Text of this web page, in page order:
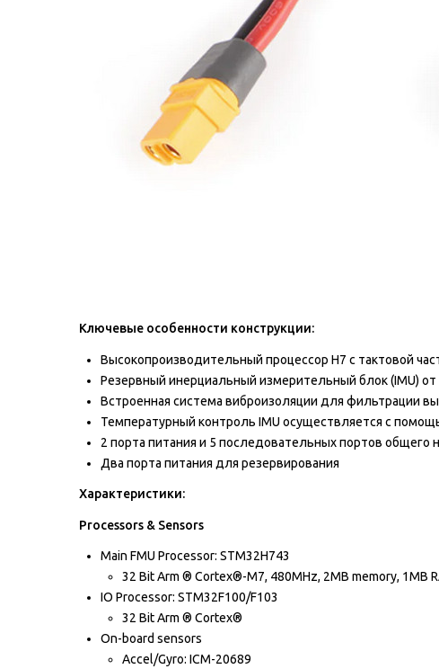
Ключевые особенности конструкции:
Высокопроизводительный процессор H7 с тактовой
Резервный инерциальный измерительный блок (IMU)
Встроенная система виброизоляции для фильтрации
Температурный контроль IMU осуществляется с
2 порта питания и 5 последовательных портов общего
Два порта питания для резервирования
Характеристики:
Processors & Sensors
Main FMU Processor: STM32H743
32 Bit Arm ® Cortex®-M7, 480MHz, 2MB memory, 1MB
IO Processor: STM32F100/F103
32 Bit Arm ® Cortex®
On-board sensors
Accel/Gyro: ICM-20689